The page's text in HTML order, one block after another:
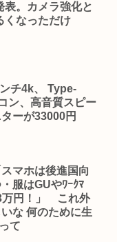
辻行人らクリエ
議論に
べ物&断水でトイ
本里菜アナの離
ンタワーの超豪
ビ離れ」が始ま
"ほぼ見ない"
離れ」が始まっ
ぼ見ない"衝撃の
。カメラ強化と
くなっただけ
チ4k、 Type-
ン、高音質スピー
ーが33000円
マホは後進国向
服はGUやﾜｰｸﾏ
万円！」 これ外
な 何のために生
て